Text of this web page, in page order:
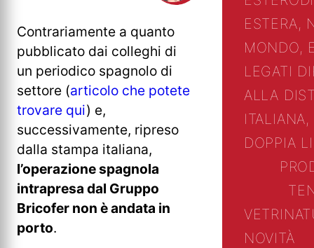
Contrariamente a quanto
pubblicato dai colleghi di
un periodico spagnolo di
settore (articolo che potete
trovare qui) e,
successivamente, ripreso
dalla stampa italiana,
l’operazione spagnola
intrapresa dal Gruppo
Bricofer non è andata in
porto.
ESTERA,
MONDO,
LEGATI
ALLA
DOPPIA
VETRINA
NOVITÀ